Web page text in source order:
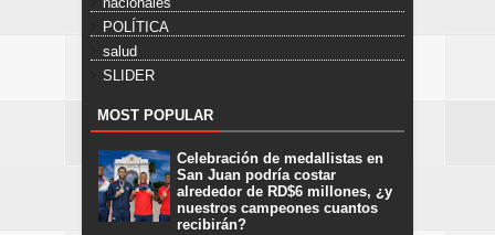
POLÍTICA
salud
SLIDER
MOST POPULAR
Celebración de medallistas en
San Juan podría costar
alrededor de RD$6 millones, ¿y
nuestros campeones cuantos
recibirán?